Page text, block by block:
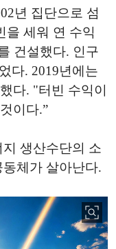
년 집단으로 섬
을 세워 연 수익
건설했다. 인구
다. 2019년에는
다. "터빈 수익이
이다.”
생산수단의 소
체가 살아난다.